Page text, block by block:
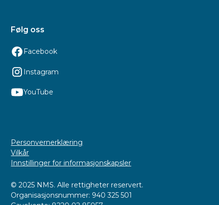
Følg oss
Facebook
Instagram
YouTube
© 2025 NMS. Alle rettigheter reservert.
Organisasjonsnummer: 940 325 501
Personvernerklæring
Vilkår
Innstillinger for informasjonskapsler